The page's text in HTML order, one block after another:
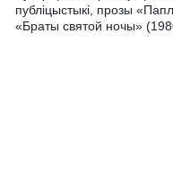
публіцыстыкі, прозы
«Браты святой ночы»